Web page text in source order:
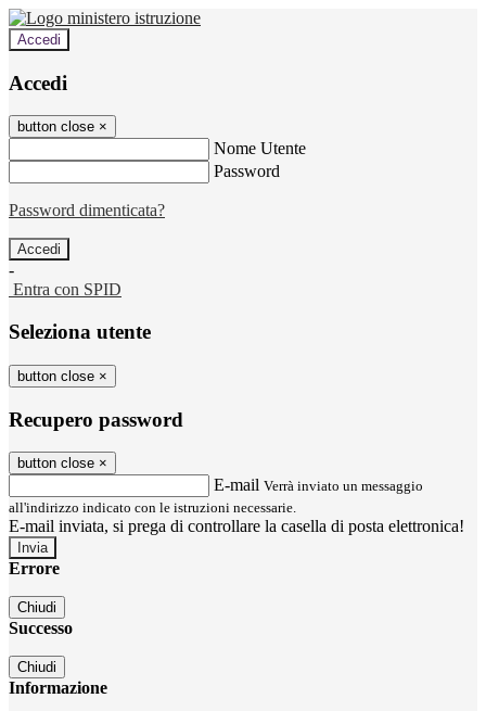
Accedi
Accedi
button close ×
Nome Utente
Password
Password dimenticata?
-
Entra con SPID
Seleziona utente
button close ×
Recupero password
button close ×
E-mail Verrà inviato un messaggio
all'indirizzo indicato con le istruzioni necessarie.
E-mail inviata, si prega di controllare la casella di posta elettronica!
Errore
Chiudi
Successo
Chiudi
Informazione